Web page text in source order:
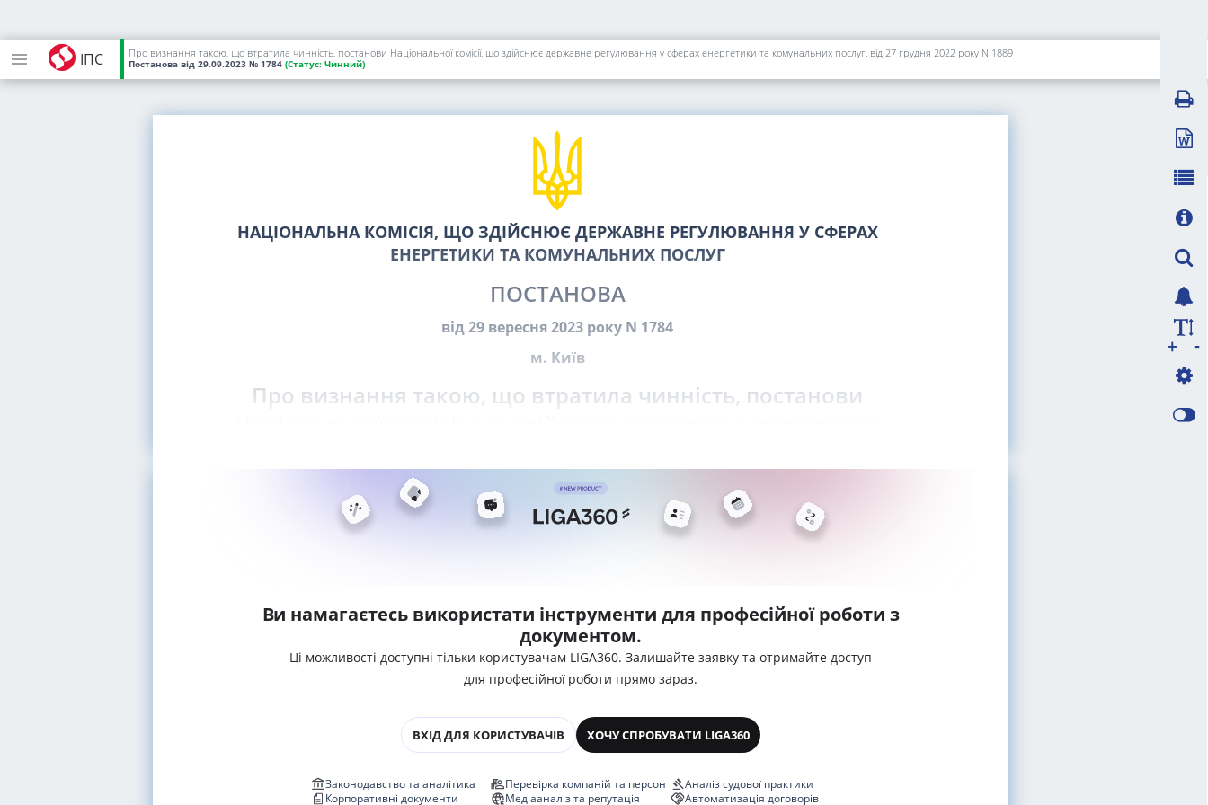
ІПС Про визнання такою, що втратила чинність, постанови Національної комісії, що здійснює державне регулювання у сферах енергетики та комунальних послуг, від 27 грудня 2022 року N 1889
Постанова від 29.09.2023 № 1784 (Статус: Чинний)
НАЦІОНАЛЬНА КОМІСІЯ, ЩО ЗДІЙСНЮЄ ДЕРЖАВНЕ РЕГУЛЮВАННЯ У СФЕРАХ
ЕНЕРГЕТИКИ ТА КОМУНАЛЬНИХ ПОСЛУГ
ПОСТАНОВА
від 29 вересня 2023 року N 1784
м. Київ
Про визнання такою, що втратила чинність, постанови
Ви намагаєтесь використати інструменти для професійної роботи з
документом.
Ці можливості доступні тільки користувачам LIGA360. Залишайте заявку та отримайте доступ
для професійної роботи прямо зараз.
ВХІД ДЛЯ КОРИСТУВАЧІВ ХОЧУ СПРОБУВАТИ LIGA360
Законодавство та аналітика
Корпоративні документи
Перевірка компаній та персон
Медіааналіз та репутація
Аналіз судової практики
Автоматизація договорів
-
+